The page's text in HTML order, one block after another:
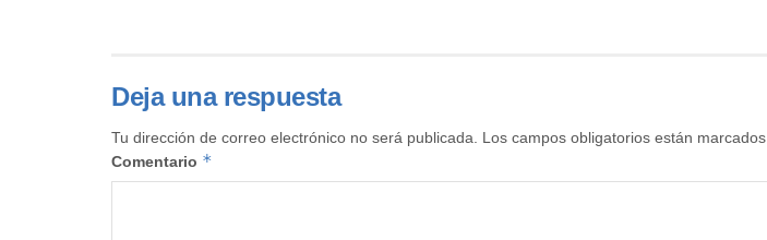
Deja una respuesta
Tu dirección de correo electrónico no será publicada. Los campos obligatorios están
Comentario *